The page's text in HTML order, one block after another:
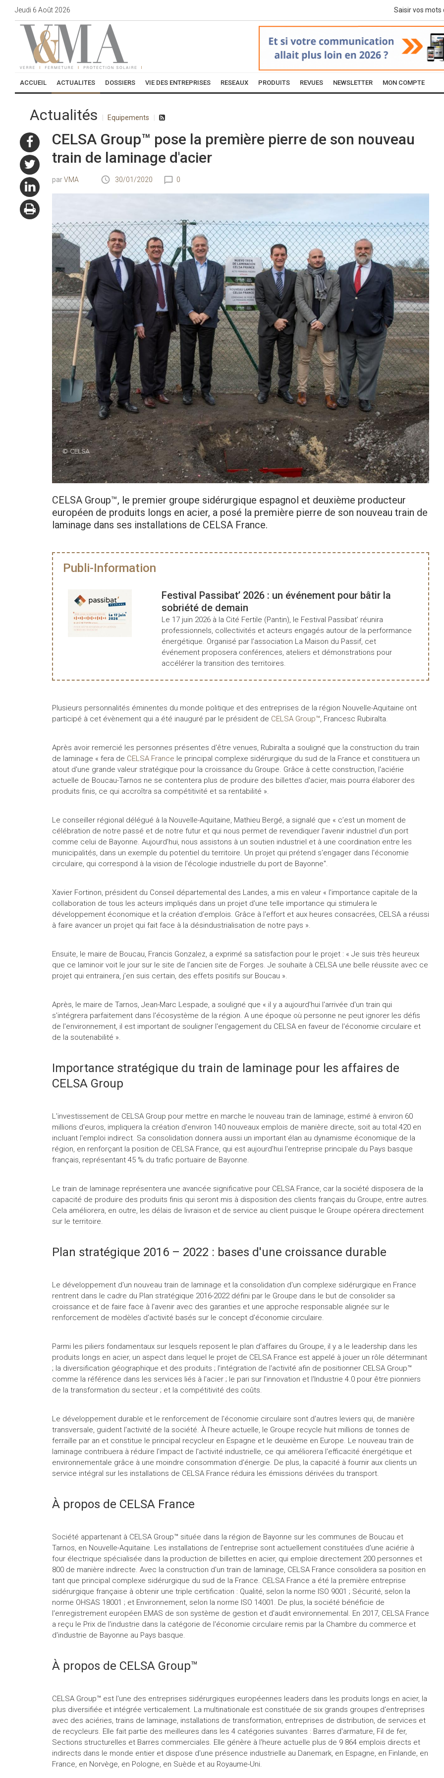
Jeudi 6 Août 2026
ACCUEIL ACTUALITES DOSSIERS VIE DES ENTREPRISES RESEAUX PRODUITS REVUES NEWSLETTER MON COMPTE
Actualités Equipements
CELSA Group™ pose la première pierre de son nouveau
train de laminage d'acier
VMA 30/01/2020 0
CELSA Group™, le premier groupe sidérurgique espagnol et deuxième producteur
européen de produits longs en acier, a posé la première pierre de son nouveau train de
laminage dans ses installations de CELSA France.
Publi-Information
Festival Passibat’ 2026 : un événement pour bâtir la
sobriété de demain
Le 17 juin 2026 à la Cité Fertile (Pantin), le Festival Passibat’ réunira
professionnels, collectivités et acteurs engagés autour de la performance
énergétique. Organisé par l’association La Maison du Passif, cet
événement proposera conférences, ateliers et démonstrations pour
accélérer la transition des territoires.
Plusieurs personnalités éminentes du monde politique et des entreprises de la région Nouvelle-Aquitaine ont
participé à cet évènement qui a été inauguré par le président de CELSA Group™, Francesc Rubiralta.
Après avoir remercié les personnes présentes d'être venues, Rubiralta a souligné que la construction du train
de laminage « fera de CELSA France le principal complexe sidérurgique du sud de la France et constituera un
atout d'une grande valeur stratégique pour la croissance du Groupe. Grâce à cette construction, l'aciérie
actuelle de Boucau-Tarnos ne se contentera plus de produire des billettes d'acier, mais pourra élaborer des
produits finis, ce qui accroîtra sa compétitivité et sa rentabilité ».
Le conseiller régional délégué à la Nouvelle-Aquitaine, Mathieu Bergé, a signalé que « c’est un moment de
célébration de notre passé et de notre futur et qui nous permet de revendiquer l'avenir industriel d'un port
comme celui de Bayonne. Aujourd'hui, nous assistons à un soutien industriel et à une coordination entre les
municipalités, dans un exemple du potentiel du territoire. Un projet qui prétend s'engager dans l'économie
circulaire, qui correspond à la vision de l'écologie industrielle du port de Bayonne".
Xavier Fortinon, président du Conseil départemental des Landes, a mis en valeur « l'importance capitale de la
collaboration de tous les acteurs impliqués dans un projet d'une telle importance qui stimulera le
développement économique et la création d’emplois. Grâce à l'effort et aux heures consacrées, CELSA a réussi
à faire avancer un projet qui fait face à la désindustrialisation de notre pays ».
Ensuite, le maire de Boucau, Francis Gonzalez, a exprimé sa satisfaction pour le projet : « Je suis très heureux
que ce laminoir voit le jour sur le site de l’ancien site de Forges. Je souhaite à CELSA une belle réussite avec ce
projet qui entrainera, j’en suis certain, des effets positifs sur Boucau ».
Après, le maire de Tarnos, Jean-Marc Lespade, a souligné que « il y a aujourd'hui l'arrivée d'un train qui
s'intégrera parfaitement dans l'écosystème de la région. A une époque où personne ne peut ignorer les défis
de l'environnement, il est important de souligner l'engagement du CELSA en faveur de l'économie circulaire et
de la soutenabilité ».
Importance stratégique du train de laminage pour les affaires de
CELSA Group
L'investissement de CELSA Group pour mettre en marche le nouveau train de laminage, estimé à environ 60
millions d'euros, impliquera la création d'environ 140 nouveaux emplois de manière directe, soit au total 420 en
incluant l'emploi indirect. Sa consolidation donnera aussi un important élan au dynamisme économique de la
région, en renforçant la position de CELSA France, qui est aujourd'hui l'entreprise principale du Pays basque
français, représentant 45 % du trafic portuaire de Bayonne.
Le train de laminage représentera une avancée significative pour CELSA France, car la société disposera de la
capacité de produire des produits finis qui seront mis à disposition des clients français du Groupe, entre autres.
Cela améliorera, en outre, les délais de livraison et de service au client puisque le Groupe opérera directement
sur le territoire.
Plan stratégique 2016 – 2022 : bases d'une croissance durable
Le développement d'un nouveau train de laminage et la consolidation d'un complexe sidérurgique en France
rentrent dans le cadre du Plan stratégique 2016-2022 défini par le Groupe dans le but de consolider sa
croissance et de faire face à l'avenir avec des garanties et une approche responsable alignée sur le
renforcement de modèles d'activité basés sur le concept d'économie circulaire.
Parmi les piliers fondamentaux sur lesquels reposent le plan d'affaires du Groupe, il y a le leadership dans les
produits longs en acier, un aspect dans lequel le projet de CELSA France est appelé à jouer un rôle déterminant
; la diversification géographique et des produits ; l'intégration de l'activité afin de positionner CELSA Group™
comme la référence dans les services liés à l'acier ; le pari sur l'innovation et l'Industrie 4.0 pour être pionniers
de la transformation du secteur ; et la compétitivité des coûts.
Le développement durable et le renforcement de l'économie circulaire sont d'autres leviers qui, de manière
transversale, guident l'activité de la société. À l'heure actuelle, le Groupe recycle huit millions de tonnes de
ferraille par an et constitue le principal recycleur en Espagne et le deuxième en Europe. Le nouveau train de
laminage contribuera à réduire l'impact de l'activité industrielle, ce qui améliorera l'efficacité énergétique et
environnementale grâce à une moindre consommation d'énergie. De plus, la capacité à fournir aux clients un
service intégral sur les installations de CELSA France réduira les émissions dérivées du transport.
À propos de CELSA France
Société appartenant à CELSA Group™ située dans la région de Bayonne sur les communes de Boucau et
Tarnos, en Nouvelle-Aquitaine. Les installations de l'entreprise sont actuellement constituées d'une aciérie à
four électrique spécialisée dans la production de billettes en acier, qui emploie directement 200 personnes et
800 de manière indirecte. Avec la construction d'un train de laminage, CELSA France consolidera sa position en
tant que principal complexe sidérurgique du sud de la France. CELSA France a été la première entreprise
sidérurgique française à obtenir une triple certification : Qualité, selon la norme ISO 9001 ; Sécurité, selon la
norme OHSAS 18001 ; et Environnement, selon la norme ISO 14001. De plus, la société bénéficie de
l'enregistrement européen EMAS de son système de gestion et d'audit environnemental. En 2017, CELSA France
a reçu le Prix de l'industrie dans la catégorie de l'économie circulaire remis par la Chambre du commerce et
d'industrie de Bayonne au Pays basque.
À propos de CELSA Group™
CELSA Group™ est l'une des entreprises sidérurgiques européennes leaders dans les produits longs en acier, la
plus diversifiée et intégrée verticalement. La multinationale est constituée de six grands groupes d'entreprises
avec des aciéries, trains de laminage, installations de transformation, entreprises de distribution, de services et
de recycleurs. Elle fait partie des meilleures dans les 4 catégories suivantes : Barres d'armature, Fil de fer,
Sections structurelles et Barres commerciales. Elle génère à l'heure actuelle plus de 9 864 emplois directs et
indirects dans le monde entier et dispose d'une présence industrielle au Danemark, en Espagne, en Finlande, en
France, en Norvège, en Pologne, en Suède et au Royaume-Uni.